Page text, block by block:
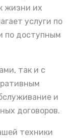
жизни их
услуги по
по доступным
так и с
и
договоров.
техники